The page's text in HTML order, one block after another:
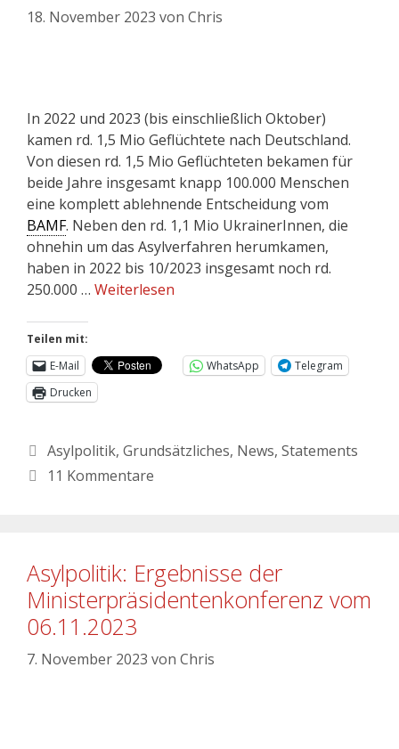
18. November 2023 von Chris
In 2022 und 2023 (bis einschließlich Oktober)
kamen rd. 1,5 Mio Geflüchtete nach Deutschland.
Von diesen rd. 1,5 Mio Geflüchteten bekamen für
beide Jahre insgesamt knapp 100.000 Menschen
eine komplett ablehnende Entscheidung vom
BAMF. Neben den rd. 1,1 Mio UkrainerInnen, die
ohnehin um das Asylverfahren herumkamen,
haben in 2022 bis 10/2023 insgesamt noch rd.
250.000 … Weiterlesen
Teilen mit:
E-Mail
WhatsApp
Telegram
Drucken
Asylpolitik, Grundsätzliches, News, Statements
11 Kommentare
Asylpolitik: Ergebnisse der
Ministerpräsidentenkonferenz vom
06.11.2023
7. November 2023 von Chris